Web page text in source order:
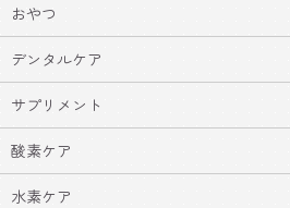
おやつ
デンタルケア
サプリメント
酸素ケア
水素ケア